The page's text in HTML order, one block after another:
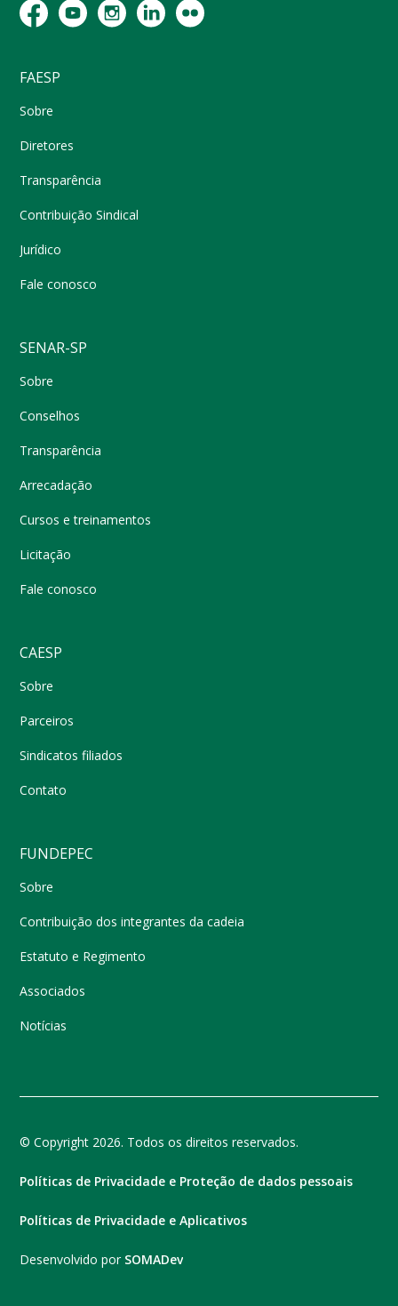
FAESP
Sobre
Diretores
Transparência
Contribuição Sindical
Jurídico
Fale conosco
SENAR-SP
Sobre
Conselhos
Transparência
Arrecadação
Cursos e treinamentos
Licitação
Fale conosco
CAESP
Sobre
Parceiros
Sindicatos filiados
Contato
FUNDEPEC
Sobre
Contribuição dos integrantes da cadeia
Estatuto e Regimento
Associados
Notícias
© Copyright 2026. Todos os direitos reservados.
Políticas de Privacidade e Proteção de dados pessoais
Políticas de Privacidade e Aplicativos
Desenvolvido por SOMADev